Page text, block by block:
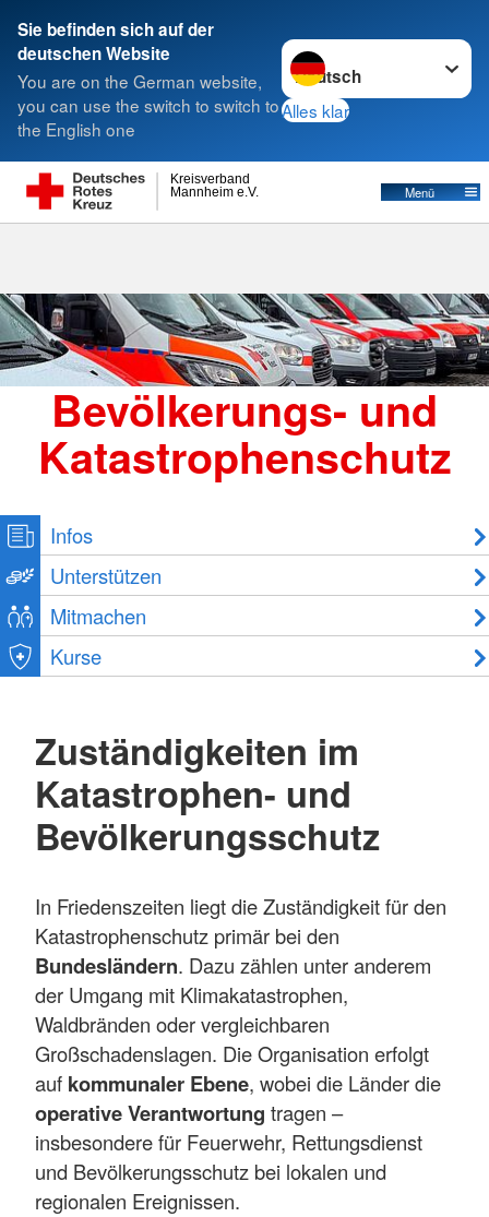
Sie befinden sich auf der
deutschen Website
You are on the German website,
you can use the switch to switch to
the English one
Sprache wechseln zu
Alles klar
Mannheim e.V.
Kreisverband
Menü
Suche
Katastrophenschutz
Bevölkerungs- und
Katastrophenschutz
Infos
Unterstützen
Mitmachen
Kurse
Zuständigkeiten im
Katastrophen- und
Bevölkerungsschutz
In Friedenszeiten liegt die Zuständigkeit für den
Katastrophenschutz primär bei den
Bundesländern. Dazu zählen unter anderem
der Umgang mit Klimakatastrophen,
Waldbränden oder vergleichbaren
Großschadenslagen. Die Organisation erfolgt
auf kommunaler Ebene, wobei die Länder die
operative Verantwortung tragen –
insbesondere für Feuerwehr, Rettungsdienst
und Bevölkerungsschutz bei lokalen und
regionalen Ereignissen.